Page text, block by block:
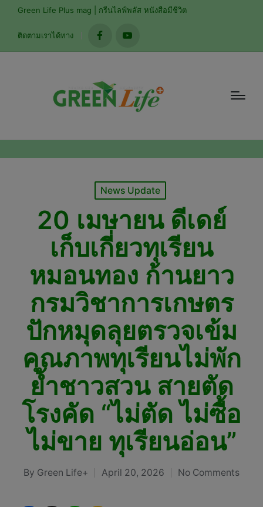
Green Life Plus mag | กรีนไลฟ์พลัส หนังสือมีชีวิต
ติดตามเราได้ทาง
facebookyoutube
Posted
News Update
20 เมษายน ดีเดย์
เก็บเกี่ยวทุเรียน
หมอนทอง ก้านยาว
กรมวิชาการเกษตร
ปักหมุดลุยตรวจเข้ม
คุณภาพทุเรียนไม่พัก
ย้ำชาวสวน สายตัด
โรงคัด “ไม่ตัด ไม่ซื้อ
ไม่ขาย ทุเรียนอ่อน”
Posted
By Green Life+ April 20, 2026 No Comments
modal-check